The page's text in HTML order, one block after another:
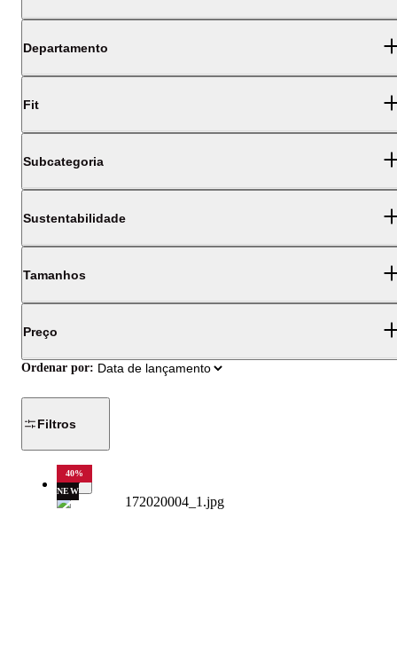
Departamento
Fit
Subcategoria
Sustentabilidade
Tamanhos
Preço
Ordenar por:
Filtros
40%
NEW